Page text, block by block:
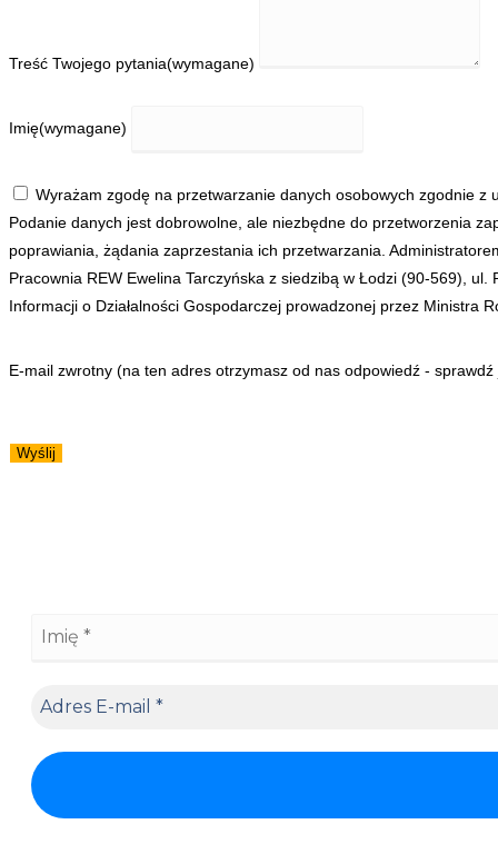
Treść Twojego pytania(wymagane)
Imię(wymagane)
Wyrażam zgodę na przetwarzanie danych osobowych zgodnie z
Podanie danych jest dobrowolne, ale niezbędne do przetworzenia
poprawiania, żądania zaprzestania ich przetwarzania.
Pracownia REW Ewelina Tarczyńska z siedzibą w Łodzi (90-569),
Informacji o Działalności Gospodarczej prowadzonej przez Ministra
E-mail zwrotny (na ten adres otrzymasz od nas odpowiedź -
Wyślij